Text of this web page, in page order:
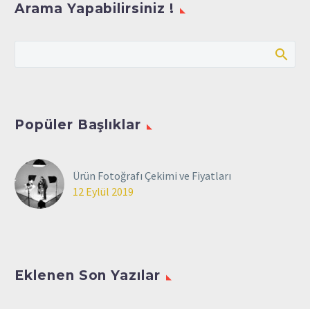
Arama Yapabilirsiniz !
Popüler Başlıklar
Ürün Fotoğrafı Çekimi ve Fiyatları
12 Eylül 2019
Eklenen Son Yazılar